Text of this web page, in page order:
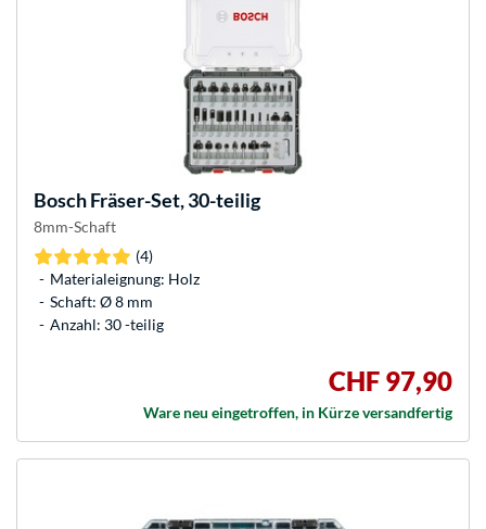
BoschFräser-Set, 30-teilig
8mm-Schaft
(4)
Materialeignung: Holz
Schaft: Ø 8 mm
Anzahl: 30 -teilig
CHF 97,90
Ware neu eingetroffen, in Kürze versandfertig